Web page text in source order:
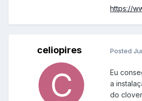
https://
celiopires Posted
Eu
a
do